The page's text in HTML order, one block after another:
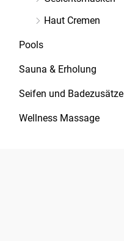
Haut Cremen
Pools
Sauna & Erholung
Seifen und Badezusätze
Wellness Massage